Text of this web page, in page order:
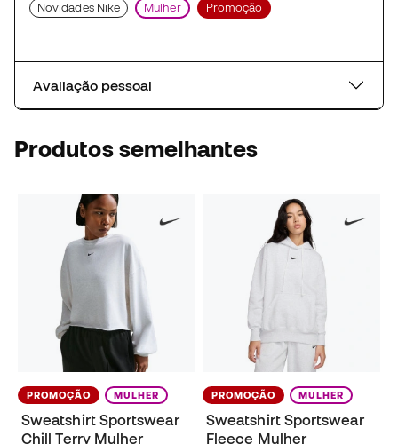
Novidades Nike Mulher Promoção
Avaliação pessoal
Produtos semelhantes
PROMOÇÃO MULHER
Sweatshirt Sportswear
Chill Terry Mulher
PROMOÇÃO MULHER
Sweatshirt Sportswear
Fleece Mulher